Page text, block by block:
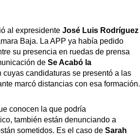
al expresidente José Luis Rodríguez
Baja. La APP ya había pedido
su presencia en ruedas de prensa
de Se Acabó la
cuyas candidaturas se presentó a las
marcó distancias con esa formación.
conocen la que podría
también están denunciando a
sometidos. Es el caso de Sarah